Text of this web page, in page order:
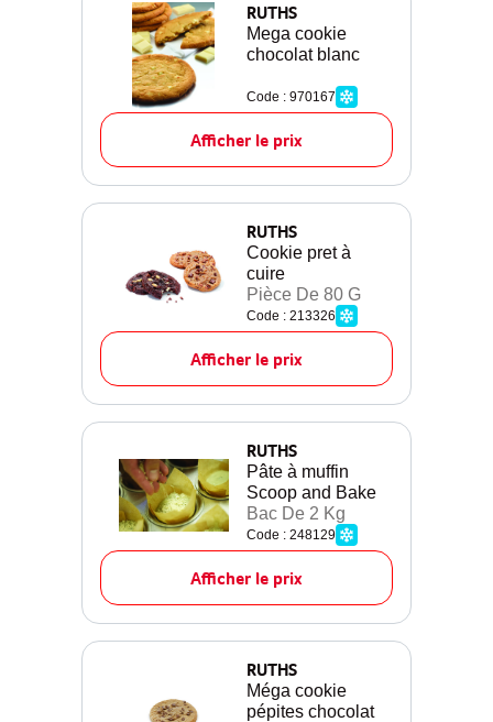
RUTHS
Mega cookie
chocolat blanc
Code : 970167
Afficher le prix
RUTHS
Cookie pret à
cuire
Pièce De 80 G
Code : 213326
Afficher le prix
RUTHS
Pâte à muffin
Scoop and Bake
Bac De 2 Kg
Code : 248129
Afficher le prix
RUTHS
Méga cookie
pépites chocolat